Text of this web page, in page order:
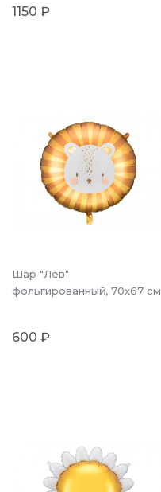
1150 ₽
Шар "Лев"
фольгированный, 70x67 см
600 ₽